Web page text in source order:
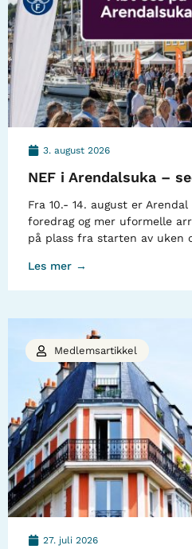
3. august 2026
NEF i Arendalsuka –
Fra 10.- 14. august er
foredrag og mer uformelle
på plass fra starten av uken
Les mer →
27. juli 2026
Medlemsartikkel